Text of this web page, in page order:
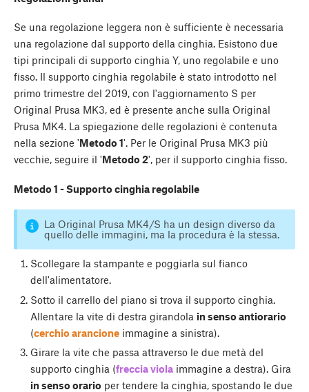
Se una regolazione leggera non è sufficiente è necessaria
una regolazione dal supporto della cinghia. Esistono due
tipi principali di supporto cinghia Y, uno regolabile e uno
fisso. Il supporto cinghia regolabile è stato introdotto nel
primo trimestre del 2019, con l'aggiornamento S per
Original Prusa MK3, ed è presente anche sulla Original
Prusa MK4. La spiegazione delle regolazioni è contenuta
nella sezione 'Metodo 1'. Per le Original Prusa MK3 più
vecchie, seguire il 'Metodo 2', per il supporto cinghia fisso.
Metodo 1 - Supporto cinghia regolabile
La Original Prusa MK4/S ha un design diverso da
quello delle immagini, ma la procedura è la stessa.
Scollegare la stampante e poggiarla sul fianco
dell'alimentatore.
Sotto il carrello del piano si trova il supporto cinghia.
Allentare la vite di destra girandola in senso antiorario
(cerchio arancioneimmagine a sinistra).
Girare la vite che passa attraverso le due metà del
supporto cinghia (freccia violaimmagine a destra). Gira
in senso orario per tendere la cinghia, spostando le due